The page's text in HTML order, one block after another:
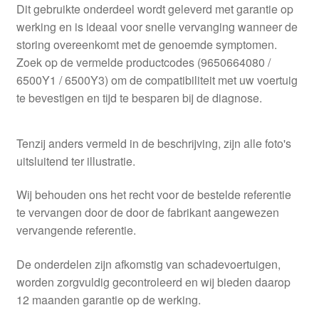
Dit gebruikte onderdeel wordt geleverd met garantie op
werking en is ideaal voor snelle vervanging wanneer de
storing overeenkomt met de genoemde symptomen.
Zoek op de vermelde productcodes (9650664080 /
6500Y1 / 6500Y3) om de compatibiliteit met uw voertuig
te bevestigen en tijd te besparen bij de diagnose.
Tenzij anders vermeld in de beschrijving, zijn alle foto's
uitsluitend ter illustratie.
Wij behouden ons het recht voor de bestelde referentie
te vervangen door de door de fabrikant aangewezen
vervangende referentie.
De onderdelen zijn afkomstig van schadevoertuigen,
worden zorgvuldig gecontroleerd en wij bieden daarop
12 maanden garantie op de werking.